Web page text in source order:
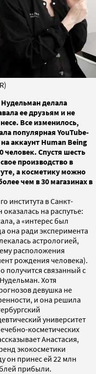
делала
ее друзьям и не
Все изменилось,
популярная YouTube-
аккаунт Human Being
человек. Спустя шесть
производство в
а косметику можно
чем в 30 магазинах в
института в Санкт-
на распутье:
а «интерес был
она ради эксперимента
астрологией,
расположения
рождения человека).
получится связанный с
Хотя
девушка не
и она решила
университет
косметических
Анастасия,
экокосметики
он принес ей 22 млн
прибыли.